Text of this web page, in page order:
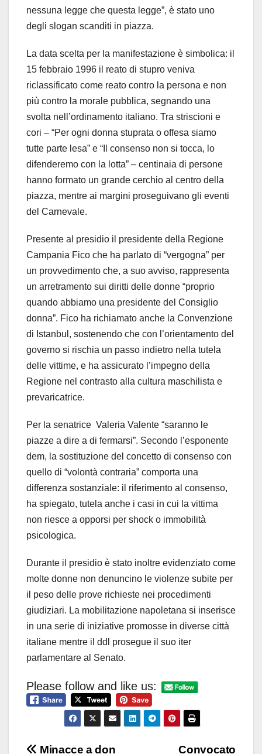
nessuna legge che questa legge”, è stato uno
degli slogan scanditi in piazza.
La data scelta per la manifestazione è simbolica: il
15 febbraio 1996 il reato di stupro veniva
riclassificato come reato contro la persona e non
più contro la morale pubblica, segnando una
svolta nell’ordinamento italiano. Tra striscioni e
cori – “Per ogni donna stuprata o offesa siamo
tutte parte lesa” e “Il consenso non si tocca, lo
difenderemo con la lotta” – centinaia di persone
hanno formato un grande cerchio al centro della
piazza, mentre ai margini proseguivano gli eventi
del Carnevale.
Presente al presidio il presidente della Regione
Campania Fico che ha parlato di “vergogna” per
un provvedimento che, a suo avviso, rappresenta
un arretramento sui diritti delle donne “proprio
quando abbiamo una presidente del Consiglio
donna”. Fico ha richiamato anche la Convenzione
di Istanbul, sostenendo che con l’orientamento del
governo si rischia un passo indietro nella tutela
delle vittime, e ha assicurato l’impegno della
Regione nel contrasto alla cultura maschilista e
prevaricatrice.
Per la senatrice Valeria Valente “saranno le
piazze a dire a di fermarsi”. Secondo l’esponente
dem, la sostituzione del concetto di consenso con
quello di “volontà contraria” comporta una
differenza sostanziale: il riferimento al consenso,
ha spiegato, tutela anche i casi in cui la vittima
non riesce a opporsi per shock o immobilità
psicologica.
Durante il presidio è stato inoltre evidenziato come
molte donne non denuncino le violenze subite per
il peso delle prove richieste nei procedimenti
giudiziari. La mobilitazione napoletana si inserisce
in una serie di iniziative promosse in diverse città
italiane mentre il ddl prosegue il suo iter
parlamentare al Senato.
Please follow and like us:
Convocato
Minacce a don